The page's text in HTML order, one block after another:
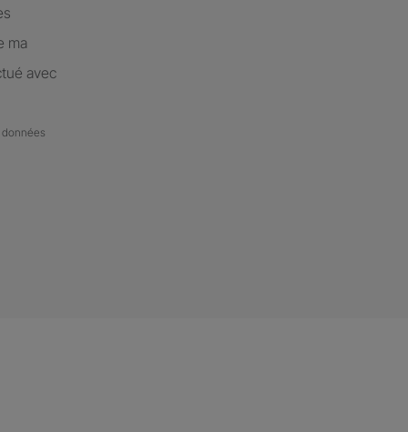
ma
avec